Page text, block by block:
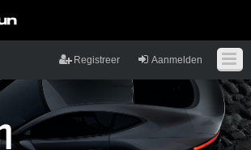
Aanmelden
Registreer